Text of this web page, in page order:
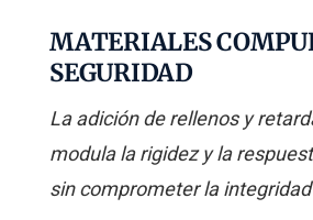
MATERIALES
SEGURIDAD
La adición de rellenos y
modula la rigidez y la
sin comprometer la